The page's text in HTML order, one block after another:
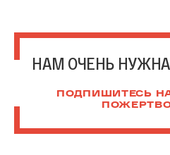
НАМ ОЧЕНЬ
ПОДПИШИТЕСЬ